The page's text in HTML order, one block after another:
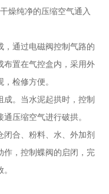
燥纯净的压缩空气通入
通过电磁阀控制气路的
布置在气控盒内，采用外
检修方便。
。当水泥起拱时，控制
压缩空气进行破拱。
合、粉料、水、外加剂
作，控制蝶阀的启闭，完